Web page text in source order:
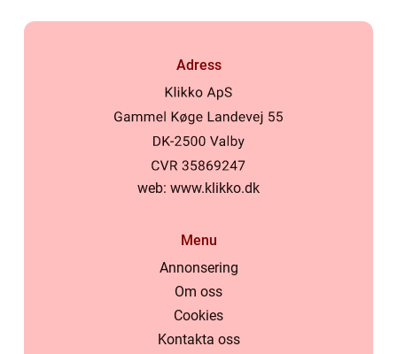
Adress
web: www.klikko.dk
Menu
Annonsering
Om oss
Cookies
Kontakta oss